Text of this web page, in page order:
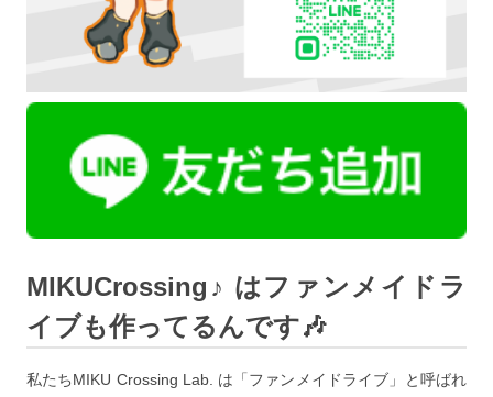
MIKUCrossing♪ はファンメイドラ
イブも作ってるんです🎶
私たちMIKU Crossing Lab. は「ファンメイドライブ」と呼ばれ